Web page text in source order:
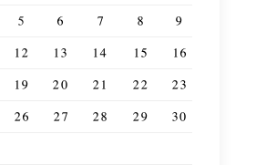
5 6 7 8
9
12 13 14 15
16
19 20 21 22
23
26 27 28 29
30